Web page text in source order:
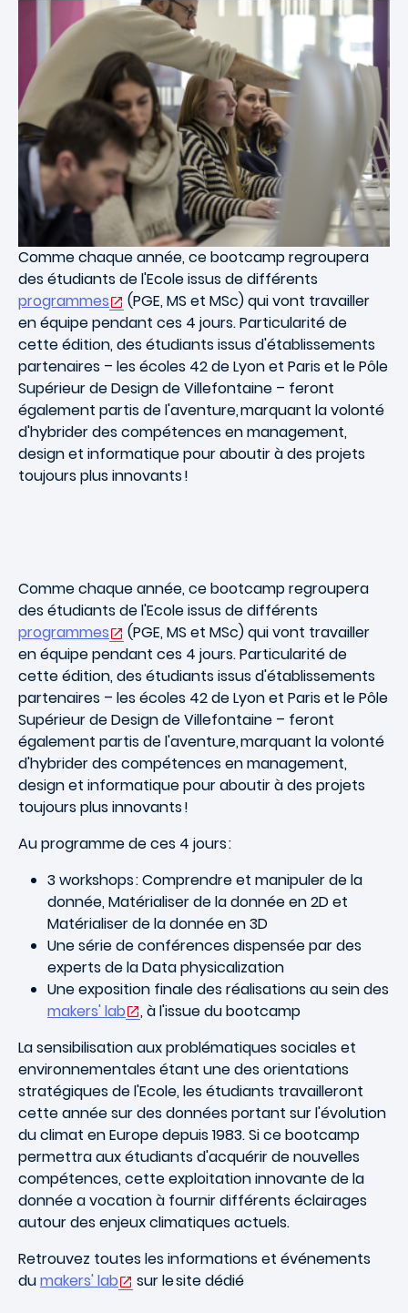
Comme chaque année, ce bootcamp regroupera
des étudiants de l'Ecole issus de différents
programmes
(PGE, MS et MSc) qui vont travailler
en équipe pendant ces 4 jours. Particularité de
cette édition, des étudiants issus d'établissements
partenaires – les écoles 42 de Lyon et Paris et le Pôle
Supérieur de Design de Villefontaine – feront
également partis de l'aventure, marquant la volonté
d'hybrider des compétences en management,
design et informatique pour aboutir à des projets
toujours plus innovants !
Comme chaque année, ce bootcamp regroupera
des étudiants de l'Ecole issus de différents
programmes
(PGE, MS et MSc) qui vont travailler
en équipe pendant ces 4 jours. Particularité de
cette édition, des étudiants issus d'établissements
partenaires – les écoles 42 de Lyon et Paris et le Pôle
Supérieur de Design de Villefontaine – feront
également partis de l'aventure, marquant la volonté
d'hybrider des compétences en management,
design et informatique pour aboutir à des projets
toujours plus innovants !
Au programme de ces 4 jours :
3 workshops : Comprendre et manipuler de la
donnée, Matérialiser de la donnée en 2D et
Matérialiser de la donnée en 3D
Une série de conférences dispensée par des
experts de la Data physicalization
Une exposition finale des réalisations au sein des
makers' lab
, à l'issue du bootcamp
La sensibilisation aux problématiques sociales et
environnementales étant une des orientations
stratégiques de l'Ecole, les étudiants travailleront
cette année sur des données portant sur l'évolution
du climat en Europe depuis 1983. Si ce bootcamp
permettra aux étudiants d'acquérir de nouvelles
compétences, cette exploitation innovante de la
donnée a vocation à fournir différents éclairages
autour des enjeux climatiques actuels.
Retrouvez toutes les informations et événements
dumakers' lab sur le site dédié